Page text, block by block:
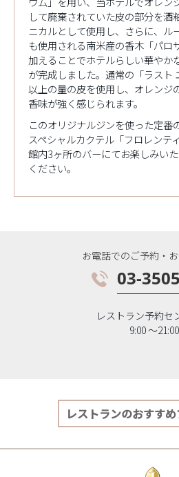
して廃棄されていた皮の部分を酒
ニカルとして使用し、さらに、ル
も使用される南米産の香木「パロ
加えることでホテルらしい華やか
が完成しました。通常の「ラスト
以上の量の皮を使用し、オレンジ
香味が強く感じられます。
このオリジナルジンを使った定番
スペシャルカクテル「フロレンテ
館内3ヶ所のバーにてお楽しみい
ください。
お電話でのご予約・
03-
レストラン予約セ
9:00 〜21:00
レストランのおすす